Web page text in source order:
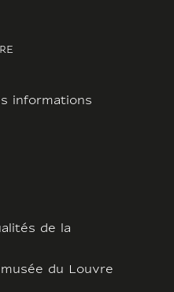
informations
de la
du Louvre